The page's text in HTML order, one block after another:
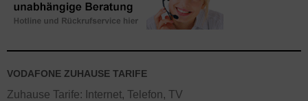
VODAFONE ZUHAUSE TARIFE
Zuhause Tarife: Internet, Telefon, TV